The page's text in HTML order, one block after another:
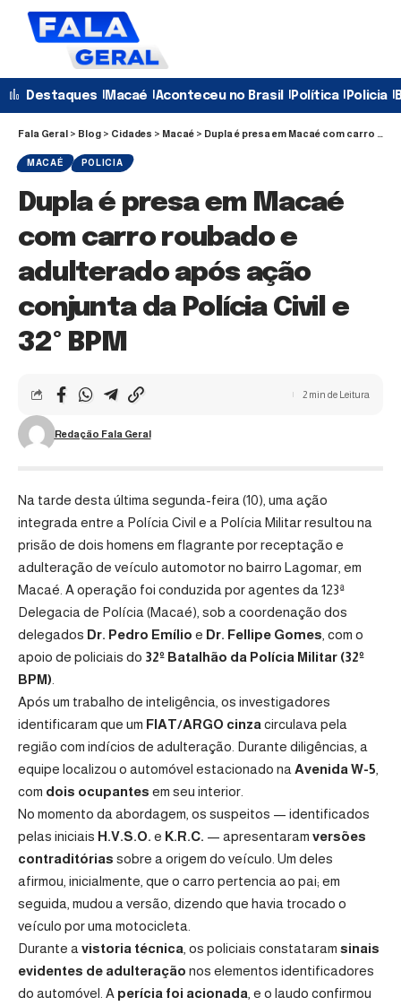
Destaques Macaé Aconteceu no Brasil Política Policia
Fala Geral > Blog > Cidades > Macaé > Dupla é presa em Macaé com carro roubado e adulterado após ação conjunta da Polícia Civil e 32º BPM
MACAÉ POLICIA
Dupla é presa em Macaé
com carro roubado e
adulterado após ação
conjunta da Polícia Civil e
32º BPM
Redação Fala Geral
2 min de Leitura
Na tarde desta última segunda-feira (10), uma ação
integrada entre a Polícia Civil e a Polícia Militar resultou na
prisão de dois homens em flagrante por receptação e
adulteração de veículo automotor no bairro Lagomar, em
Macaé. A operação foi conduzida por agentes da 123ª
Delegacia de Polícia (Macaé), sob a coordenação dos
delegados Dr. Pedro Emílio e Dr. Fellipe Gomes , com o
apoio de policiais do 32º Batalhão da Polícia Militar (32º
BPM)
Após um trabalho de inteligência, os investigadores
identificaram que um FIAT/ARGO cinza circulava pela
região com indícios de adulteração. Durante diligências, a
equipe localizou o automóvel estacionado na Avenida W-5
com dois ocupantes em seu interior.
No momento da abordagem, os suspeitos — identificados
pelas iniciais H.V.S.O. e K.R.C. — apresentaram versões
contraditórias sobre a origem do veículo. Um deles
afirmou, inicialmente, que o carro pertencia ao pai; em
seguida, mudou a versão, dizendo que havia trocado o
veículo por uma motocicleta.
Durante a vistoria técnica , os policiais constataram sinais
evidentes de adulteração nos elementos identificadores
do automóvel. A perícia foi acionada , e o laudo confirmou